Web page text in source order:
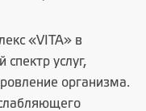
«VITA» в
услуг,
организма.